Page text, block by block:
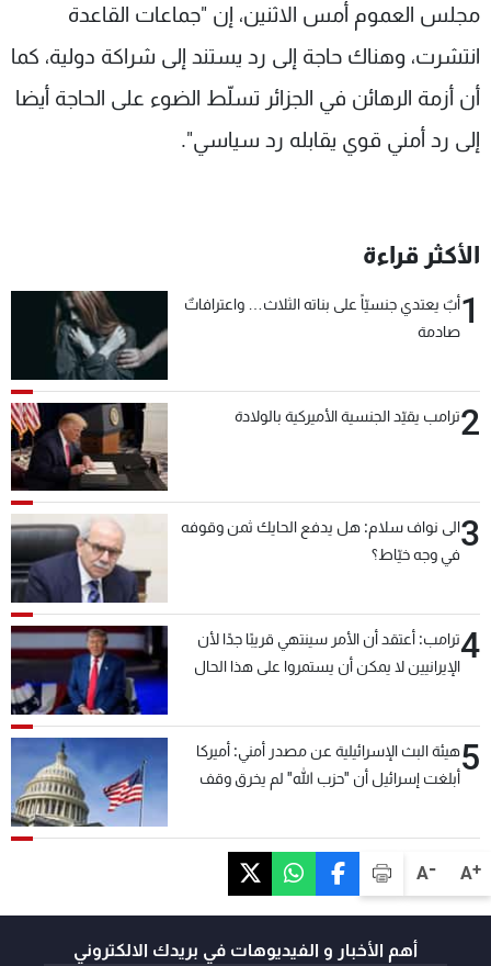
A+
A-
مجلس العموم أمس الاثنين، إن "جماعات القاعدة
انتشرت، وهناك حاجة إلى رد يستند إلى شراكة دولية، كما
أن أزمة الرهائن في الجزائر تسلّط الضوء على الحاجة أيضا
إلى رد أمني قوي يقابله رد سياسي".
الأكثر قراءة
1أبٌ يعتدي جنسيّاً على بناته الثلاث… واعترافاتٌ
صادمة
2ترامب يقيّد الجنسية الأميركية بالولادة
3الى نواف سلام: هل يدفع الحايك ثمن وقوفه
في وجه خيّاط؟
4ترامب: أعتقد أن الأمر سينتهي قريبًا جدًا لأن
الإيرانيين لا يمكن أن يستمروا على هذا الحال
5هيئة البث الإسرائيلية عن مصدر أمني: أميركا
أبلغت إسرائيل أن "حزب الله" لم يخرق وقف
أهم الأخبار و الفيديوهات في بريدك الالكتروني